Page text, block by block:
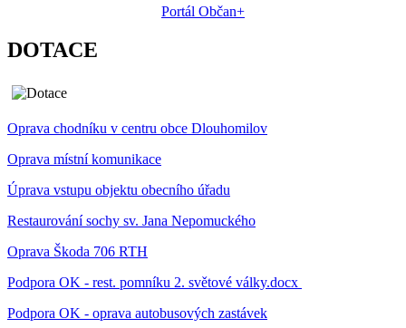
Portál Občan+
DOTACE
Oprava chodníku v centru obce Dlouhomilov
Oprava místní komunikace
Úprava vstupu objektu obecního úřadu
Restaurování sochy sv. Jana Nepomuckého
Oprava Škoda 706 RTH
Podpora OK - rest. pomníku 2. světové války.docx
Podpora OK - oprava autobusových zastávek